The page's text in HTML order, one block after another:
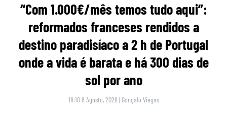
“Com 1.000€/mês temos tudo aqui”:
reformados franceses rendidos a
destino paradisíaco a 2 h de Portugal
onde a vida é barata e há 300 dias de
sol por ano
18:10 8 Agosto, 2026 | Gonçalo Viegas